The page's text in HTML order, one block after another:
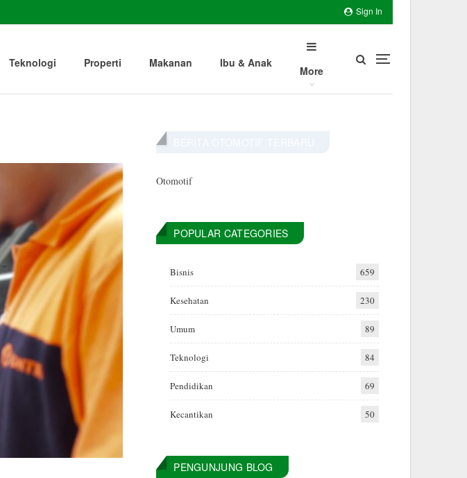
Sign In
Teknologi Properti Makanan Ibu & Anak
More
Otomotif
POPULAR CATEGORIES
Bisnis 659
Kesehatan 230
Umum 89
Teknologi 84
Pendidikan 69
Kecantikan 50
PENGUNJUNG BLOG